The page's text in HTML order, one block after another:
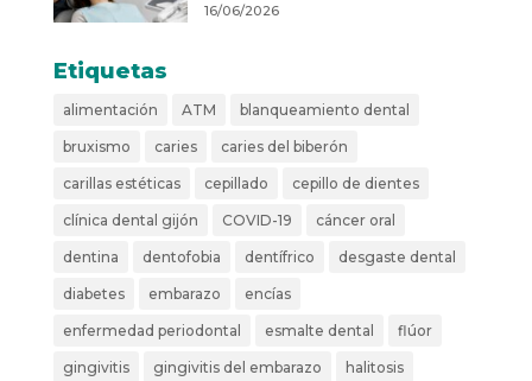
16/06/2026
Etiquetas
alimentación ATM blanqueamiento dental
bruxismo caries caries del biberón
carillas estéticas cepillado cepillo de dientes
clínica dental gijón COVID-19 cáncer oral
dentina dentofobia dentífrico desgaste dental
diabetes embarazo encías
enfermedad periodontal esmalte dental flúor
gingivitis gingivitis del embarazo halitosis